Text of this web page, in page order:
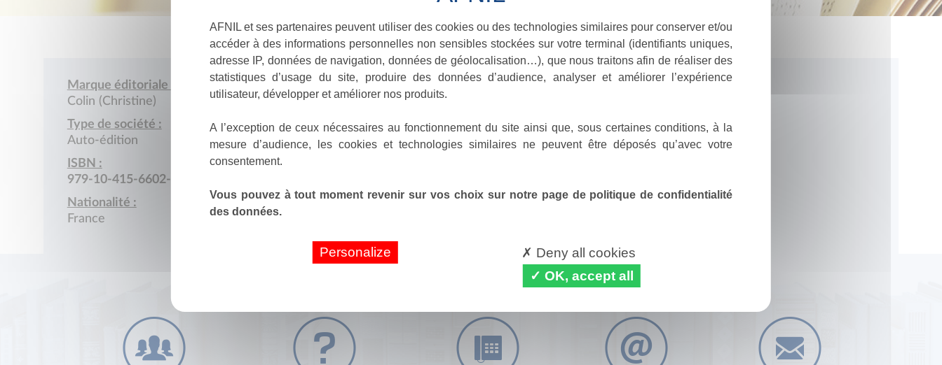
Marque éditoriale :
Colin (Christine)
Type de société :
Auto-édition
ISBN :
979-10-415-6602-0
Nationalité :
France
AFNIL et ses partenaires peuvent utiliser des cookies ou des technologies similaires pour conserver et/ou
accéder à des informations personnelles non sensibles stockées sur votre terminal (identifiants uniques,
adresse IP, données de navigation, données de géolocalisation…), que nous traitons afin de réaliser des
statistiques d’usage du site, produire des données d’audience, analyser et améliorer l’expérience
utilisateur, développer et améliorer nos produits.
A l’exception de ceux nécessaires au fonctionnement du site ainsi que, sous certaines conditions, à la
mesure d’audience, les cookies et technologies similaires ne peuvent être déposés qu’avec votre
consentement.
Vous pouvez à tout moment revenir sur vos choix sur notre page de politique de confidentialité
des données.
Personalize
Deny all cookies
OK, accept all